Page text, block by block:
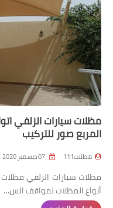
مظلات سيارات الزلفي
المربع صور للتركيب
مظلات111
مظلات سيارات الزلفي مظلات
أنواع المظلات لمواقف الس…